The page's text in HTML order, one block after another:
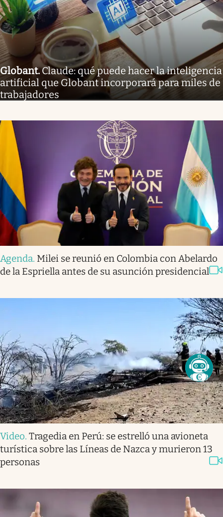
Globant.Claude: qué puede hacer la inteligencia
artificial que Globant incorporará para miles de
trabajadores
Agenda. Milei se reunió en Colombia con Abelardo
de la Espriella antes de su asunción presidencial
Video. Tragedia en Perú: se estrelló una avioneta
turística sobre las Líneas de Nazca y murieron 13
personas